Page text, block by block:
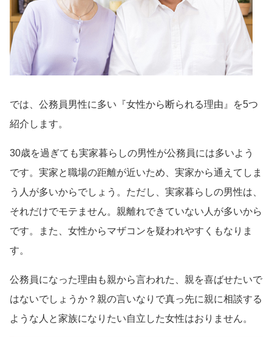
では、公務員男性に多い『女性から断られる理由』を5つ
紹介します。
30歳を過ぎても実家暮らしの男性が公務員には多いよう
です。実家と職場の距離が近いため、実家から通えてしま
う人が多いからでしょう。ただし、実家暮らしの男性は、
それだけでモテません。親離れできていない人が多いから
です。また、女性からマザコンを疑われやすくもなりま
す。
公務員になった理由も親から言われた、親を喜ばせたいで
はないでしょうか？親の言いなりで真っ先に親に相談する
ような人と家族になりたい自立した女性はおりません。